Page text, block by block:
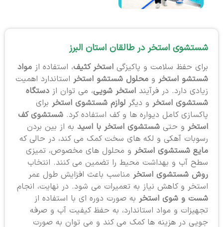
شستشوی استخر در طالقان استان البرز
برای حفظ سلامت و پاکیزگی استخر کثیف، استفاده از مواد
شستشو استخرو محلول شستشو استخراستاندارد اهمیت
زیادی دارد. در فرآیند استخر شویی، می توان از دستگاه
شستشوی استخرو دیگر لوازم شستشوی استخربرای
پاکسازی کامل دیواره ها و کف استفاده کرد. شستشوی کف
استخرو حتی شستشوی استخر با اسیدبه از بین بردن
رسوبات آهکی و لکه های سخت کمک می کند، در حالی که
مایع شستشوی استخرو محلول های مخصوص، تمیزی
سطح آب و بهداشت محیط را تضمین می کنند. انتخاب
روش شستشوی استخرمناسب باعث افزایش طول عمر
استخر و کاهش نیاز به تعمیرات می شود. در نهایت، انجام
شست و شوی استخربه صورت دوره ای با استفاده از
تجهیزات و مواد استاندارد، به حفظ کیفیت آب و صرفه
جویی در هزینه ها کمک می کند و می توان به صورت